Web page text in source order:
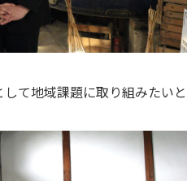
て地域課題に取り組みたい